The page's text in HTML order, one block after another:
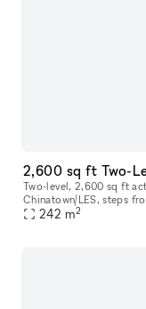
Two-level, 2,600 sq ft
Chinatown/LES, steps
a full glass storefront,
242 m2